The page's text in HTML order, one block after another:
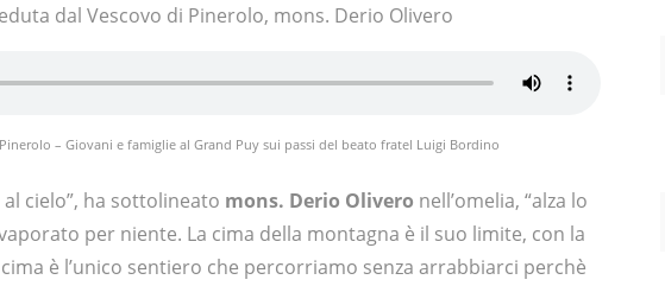
dal Vescovo di Pinerolo, mons. Derio Olivero
– Giovani e famiglie al Grand Puy sui passi del beato fratel Luigi Bordino
cielo”, ha sottolineato mons. Derio Olivero nell’omelia, “alza lo
per niente. La cima della montagna è il suo limite, con la
è l’unico sentiero che percorriamo senza arrabbiarci perchè